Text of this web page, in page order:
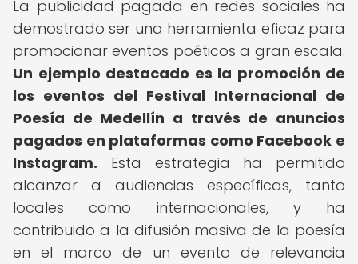
La publicidad pagada en redes sociales ha
demostrado ser una herramienta eficaz para
promocionar eventos poéticos a gran escala.
Un ejemplo destacado es la promoción de
los eventos del Festival Internacional de
Poesía de Medellín a través de anuncios
pagados en plataformas como Facebook e
Instagram. Esta estrategia ha permitido
alcanzar a audiencias específicas, tanto
locales como internacionales, y ha
contribuido a la difusión masiva de la poesía
en el marco de un evento de relevancia